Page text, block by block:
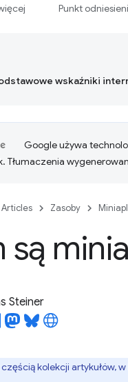
Punkt
wskaźniki
Google używa
Tłumaczenia
Articles Zasoby
są
Steiner
kolekcji artykułów,